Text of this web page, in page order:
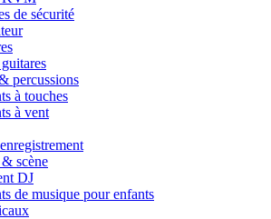
de sécurité
percussions
à touches
à vent
scène
DJ
de musique pour enfants